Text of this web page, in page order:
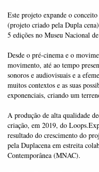
Este projeto expande o
(projeto criado pela Dupla
5 edições no Museu Nacional
Desde o pré-cinema e o
movimento, até ao tempo
sonoros e audiovisuais e a
muitos contextos e as suas
exponenciais, criando um
A produção de alta qualidade
criação, em 2019, do
resultado do crescimento do
pela Duplacena em estreita
Contemporânea (MNAC).